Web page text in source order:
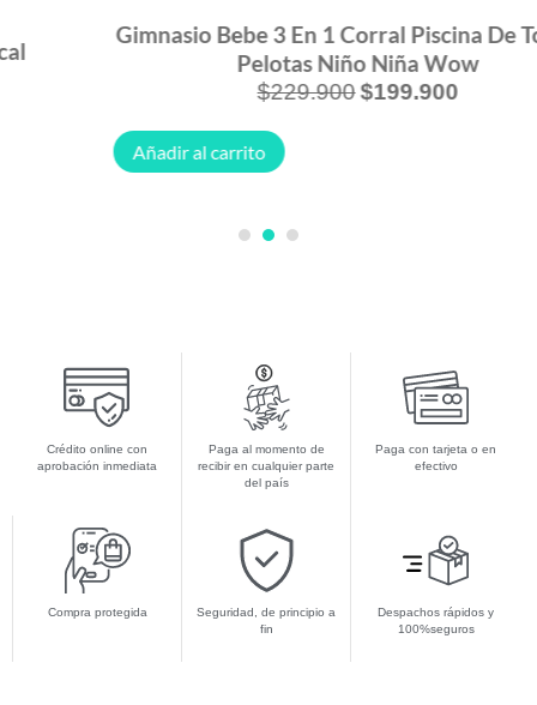
Gimnasio Bebe 3 En 1 Corral Piscina De Tortuga
Pelotas Niño Niña Wow
229.900$199.900
Añadir al carrito
Crédito online con
aprobación inmediata
Paga al momento de
recibir en cualquier parte
del país
Paga con tarjeta o en
efectivo
Compra protegida
Seguridad, de principio a
fin
Despachos rápidos y
100%seguros